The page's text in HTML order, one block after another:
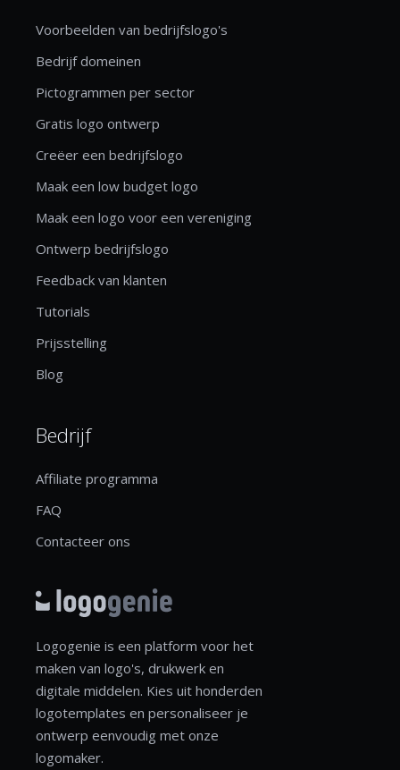
Voorbeelden van bedrijfslogo's
Bedrijf domeinen
Pictogrammen per sector
Gratis logo ontwerp
Creëer een bedrijfslogo
Maak een low budget logo
Maak een logo voor een vereniging
Ontwerp bedrijfslogo
Feedback van klanten
Tutorials
Prijsstelling
Blog
Bedrijf
Affiliate programma
FAQ
Contacteer ons
Logogenie is een platform voor het
maken van logo's, drukwerk en
digitale middelen. Kies uit honderden
logotemplates en personaliseer je
ontwerp eenvoudig met onze
logomaker.